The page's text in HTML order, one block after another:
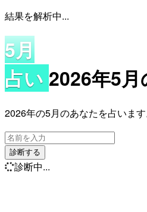
結果を解析中...
5月
占い 2026年5
2026年の5月のあなたを占います
診断する
診断中...